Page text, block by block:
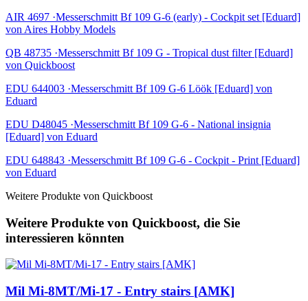
AIR 4697 ·Messerschmitt Bf 109 G-6 (early) - Cockpit set [Eduard]
von Aires Hobby Models
QB 48735 ·Messerschmitt Bf 109 G - Tropical dust filter [Eduard]
von Quickboost
EDU 644003 ·Messerschmitt Bf 109 G-6 Löök [Eduard] von
Eduard
EDU D48045 ·Messerschmitt Bf 109 G-6 - National insignia
[Eduard] von Eduard
EDU 648843 ·Messerschmitt Bf 109 G-6 - Cockpit - Print [Eduard]
von Eduard
Weitere Produkte von Quickboost
Weitere Produkte von Quickboost, die Sie
interessieren könnten
Mil Mi-8MT/Mi-17 - Entry stairs [AMK]